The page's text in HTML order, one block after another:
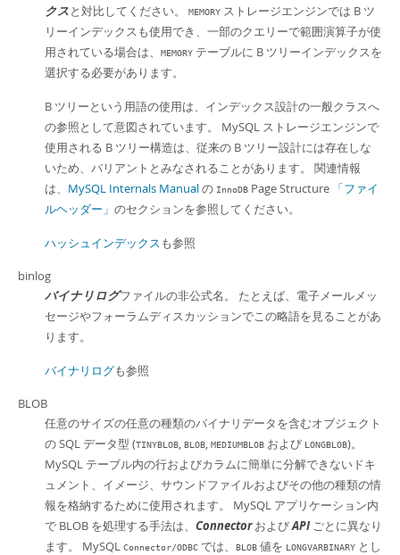
クスと対比してください。 MEMORY ストレージエンジンでは B ツ
リーインデックスも使用でき、一部のクエリーで範囲演算子が使
用されている場合は、
MEMORY テーブルに B ツリーインデックスを
選択する必要があります。
B ツリーという用語の使用は、インデックス設計の一般クラスへ
の参照として意図されています。 MySQL ストレージエンジンで
使用される B ツリー構造は、従来の B ツリー設計には存在しな
いため、バリアントとみなされることがあります。 関連情報
は、 MySQL Internals Manualの InnoDB Page Structure 「ファイ
ルヘッダー」 のセクションを参照してください。
ハッシュインデックスも参照
binlog
バイナリログファイルの非公式名。 たとえば、電子メールメッ
セージやフォーラムディスカッションでこの略語を見ることがあ
ります。
バイナリログも参照
BLOB
任意のサイズの任意の種類のバイナリデータを含むオブジェクト
の SQL データ型 (TINYBLOB, BLOB, MEDIUMBLOB および LONGBLOB)。
MySQL テーブル内の行およびカラムに簡単に分解できないドキ
ュメント、イメージ、サウンドファイルおよびその他の種類の情
報を格納するために使用されます。 MySQL アプリケーション内
で BLOB を処理する手法は、 ConnectorおよびAPIごとに異なり
ます。 MySQL Connector/ODBC では、 BLOB 値を LONGVARBINARY とし